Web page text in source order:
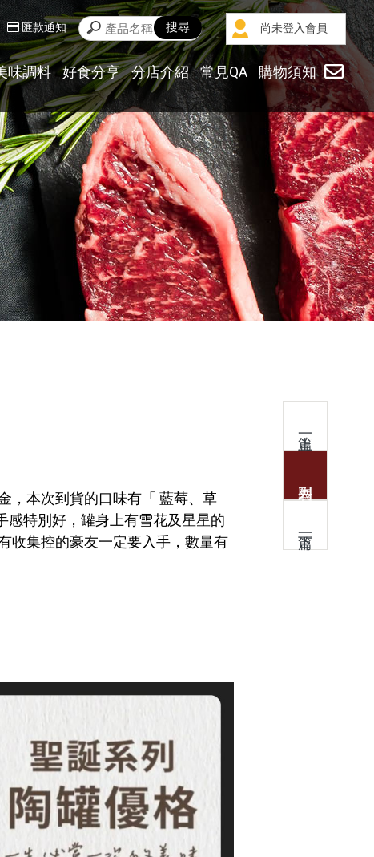
尚未登入會員
味調料 好食分享 分店介紹 常見QA 購物須知
匯款通知
，本次到貨的口味有「 藍莓、草
特別好，罐身上有雪花及星星的
收集控的豪友一定要入手，數量有